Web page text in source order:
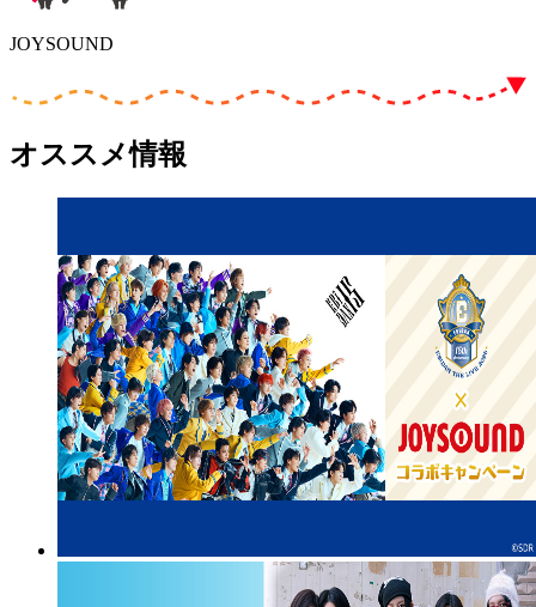
JOYSOUND
オススメ情報